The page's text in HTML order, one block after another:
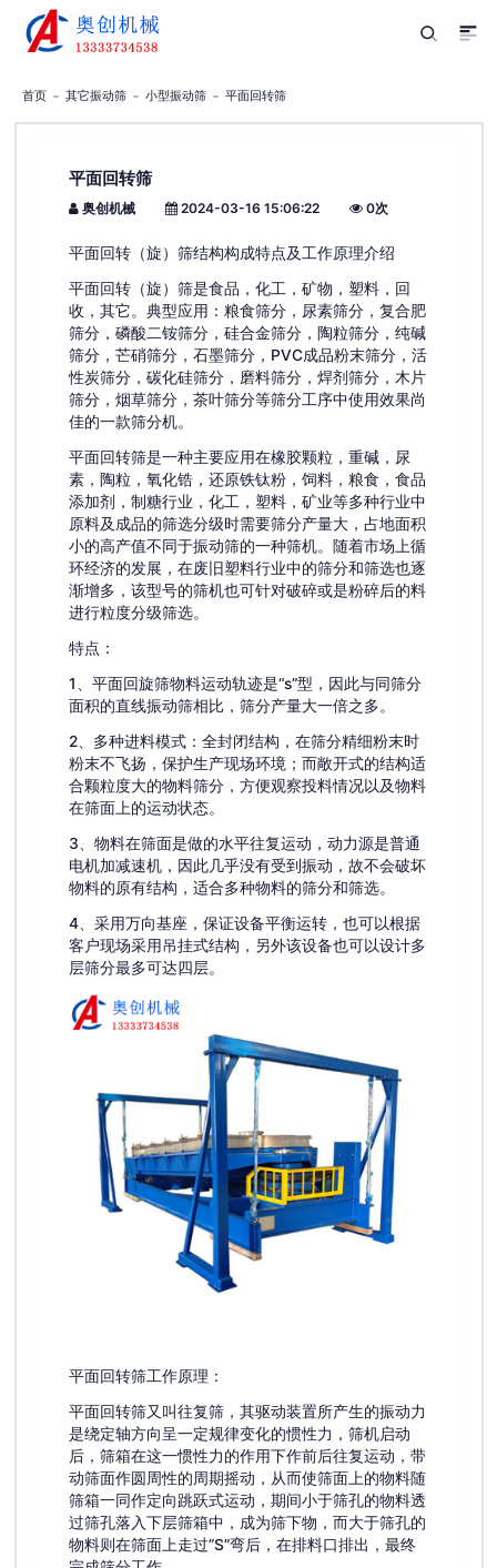
首页 其它振动筛 小型振动筛 平面回转筛
平面回转筛
奥创机械 2024-03-16 15:06:22 0次
平面回转（旋）筛结构构成特点及工作原理介绍
平面回转（旋）筛是食品，化工，矿物，塑料，回
收，其它。典型应用：粮食筛分，尿素筛分，复合肥
筛分，磷酸二铵筛分，硅合金筛分，陶粒筛分，纯碱
筛分，芒硝筛分，石墨筛分，PVC成品粉末筛分，活
性炭筛分，碳化硅筛分，磨料筛分，焊剂筛分，木片
筛分，烟草筛分，茶叶筛分等筛分工序中使用效果尚
佳的一款筛分机。
平面回转筛是一种主要应用在橡胶颗粒，重碱，尿
素，陶粒，氧化锆，还原铁钛粉，饲料，粮食，食品
添加剂，制糖行业，化工，塑料，矿业等多种行业中
原料及成品的筛选分级时需要筛分产量大，占地面积
小的高产值不同于振动筛的一种筛机。随着市场上循
环经济的发展，在废旧塑料行业中的筛分和筛选也逐
渐增多，该型号的筛机也可针对破碎或是粉碎后的料
进行粒度分级筛选。
特点：
1、平面回旋筛物料运动轨迹是“s”型，因此与同筛分
面积的直线振动筛相比，筛分产量大一倍之多。
2、多种进料模式：全封闭结构，在筛分精细粉末时
粉末不飞扬，保护生产现场环境；而敞开式的结构适
合颗粒度大的物料筛分，方便观察投料情况以及物料
在筛面上的运动状态。
3、物料在筛面是做的水平往复运动，动力源是普通
电机加减速机，因此几乎没有受到振动，故不会破坏
物料的原有结构，适合多种物料的筛分和筛选。
4、采用万向基座，保证设备平衡运转，也可以根据
客户现场采用吊挂式结构，另外该设备也可以设计多
层筛分最多可达四层。
平面回转筛工作原理：
平面回转筛又叫往复筛，其驱动装置所产生的振动力
是绕定轴方向呈一定规律变化的惯性力，筛机启动
后，筛箱在这一惯性力的作用下作前后往复运动，带
动筛面作圆周性的周期摇动，从而使筛面上的物料随
筛箱一同作定向跳跃式运动，期间小于筛孔的物料透
过筛孔落入下层筛箱中，成为筛下物，而大于筛孔的
物料则在筛面上走过”S”弯后，在排料口排出，最终